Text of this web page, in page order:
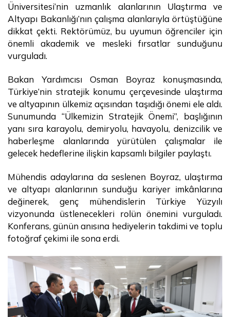
Üniversitesi’nin uzmanlık alanlarının Ulaştırma ve
Altyapı Bakanlığı’nın çalışma alanlarıyla örtüştüğüne
dikkat çekti. Rektörümüz, bu uyumun öğrenciler için
önemli akademik ve mesleki fırsatlar sunduğunu
vurguladı.
Bakan Yardımcısı Osman Boyraz konuşmasında,
Türkiye’nin stratejik konumu çerçevesinde ulaştırma
ve altyapının ülkemiz açısından taşıdığı önemi ele aldı.
Sunumunda “Ülkemizin Stratejik Önemi”, başlığının
yanı sıra karayolu, demiryolu, havayolu, denizcilik ve
haberleşme alanlarında yürütülen çalışmalar ile
gelecek hedeflerine ilişkin kapsamlı bilgiler paylaştı.
Mühendis adaylarına da seslenen Boyraz, ulaştırma
ve altyapı alanlarının sunduğu kariyer imkânlarına
değinerek, genç mühendislerin Türkiye Yüzyılı
vizyonunda üstlenecekleri rolün önemini vurguladı.
Konferans, günün anısına hediyelerin takdimi ve toplu
fotoğraf çekimi ile sona erdi.